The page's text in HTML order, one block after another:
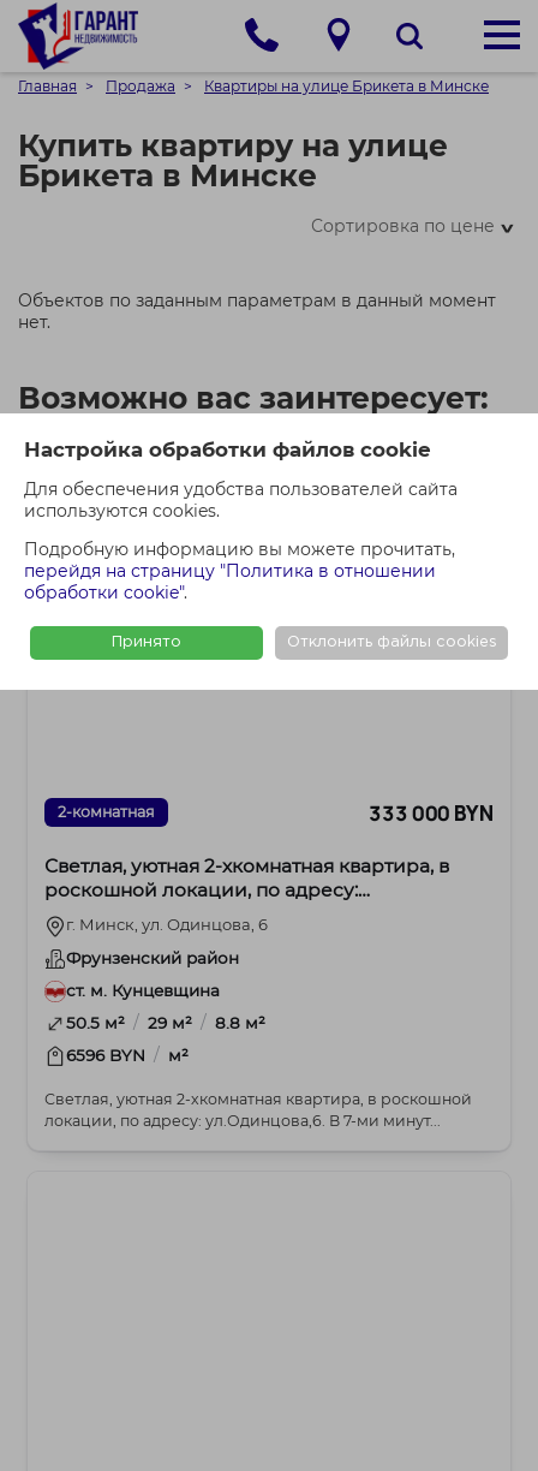
Настройка обработки файлов cookie
Для обеспечения удобства пользователей сайта
используются cookies.
Подробную информацию вы можете прочитать,
перейдя на страницу "Политика в отношении
обработки cookie".
Принято Отклонить файлы cookies
Главная Продажа Квартиры на улице Брикета в Минске
Купить квартиру на улице
Брикета в Минске
Сортировка по цене>
Объектов по заданным параметрам в данный момент
нет.
Возможно вас заинтересует:
2-комнатная 333 000 BYN
Светлая, уютная 2-хкомнатная квартира, в
роскошной локации, по адресу:
ул.Одинцова,6.
г. Минск, ул. Одинцова, 6
Фрунзенский район
ст. м. Кунцевщина
50.5 м² / 29 м² / 8.8 м²
6596 BYN / м²
Светлая, уютная 2-хкомнатная квартира, в роскошной
локации, по адресу: ул.Одинцова,6. В 7-ми минут...